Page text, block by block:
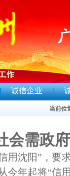
诚信企业
当前位
会需政
沈阳”，要
今年起将“信